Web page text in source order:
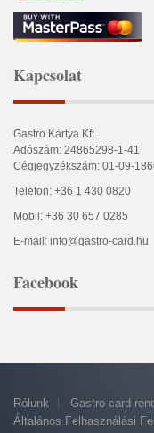
Kapcsolat
Gastro Kártya Kft.
Adószám: 24865298-1-41
Cégjegyzékszám: 01-09-
Telefon: +36 1 430 0820
Mobil: +36 30 657 0285
E-mail: info@gastro-card.hu
Facebook
Rólunk Gastro-card
Általános Felhasználási